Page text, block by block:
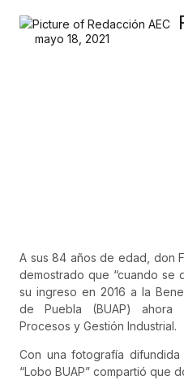
mayo 18, 2021
A sus 84 años de edad, don
demostrado que “cuando se
su ingreso en 2016 a la
de Puebla (BUAP) ahora
Procesos y Gestión Industrial.
Con una fotografía
“Lobo BUAP” compartió que